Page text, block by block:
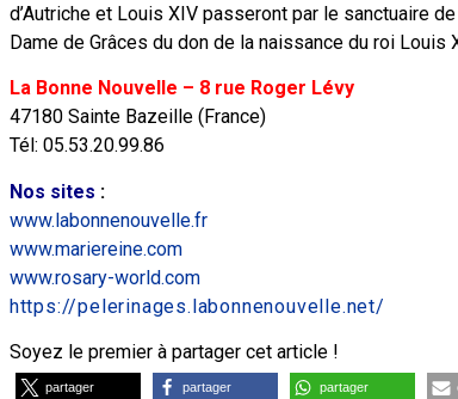
d’Autriche et Louis XIV passeront par le sanctuaire
Dame de Grâces du don de la naissance du roi Louis
La Bonne Nouvelle – 8 rue Roger Lévy
47180 Sainte Bazeille (France)
Tél: 05.53.20.99.86
Nos sites :
www.labonnenouvelle.fr
www.mariereine.com
www.rosary-world.com
https://pelerinages.labonnenouvelle.net/
Soyez le premier à partager cet article !
partager partager partager